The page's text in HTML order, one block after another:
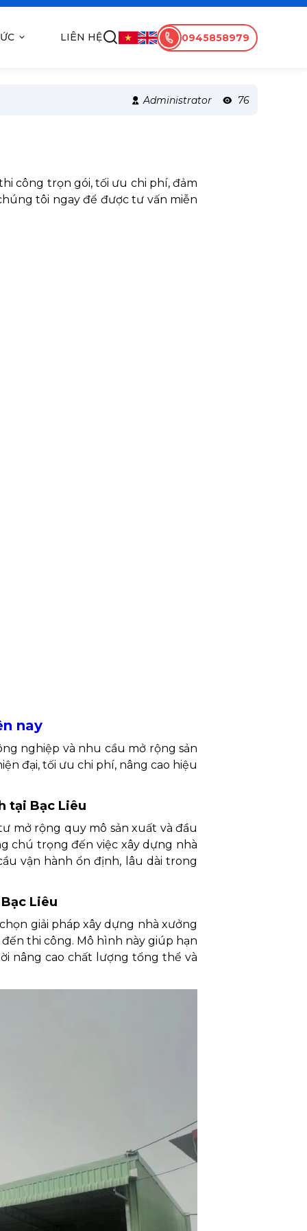
LIÊN HỆ 0945858979
Administrator 76
công trọn gói, tối ưu chi phí, đảm
tôi ngay để được tư vấn miễn
nay
nghiệp và nhu cầu mở rộng sản
đại, tối ưu chi phí, nâng cao hiệu
tại Bạc Liêu
mở rộng quy mô sản xuất và đầu
chú trọng đến việc xây dựng nhà
vận hành ổn định, lâu dài trong
Liêu
giải pháp xây dựng nhà xưởng
thi công. Mô hình này giúp hạn
nâng cao chất lượng tổng thể và